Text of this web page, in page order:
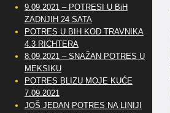
9.09.2021 – POTRESI U BiH
ZADNJIH 24 SATA
POTRES U BIH KOD TRAVNIKA
4.3 RICHTERA
8.09.2021 – SNAŽAN POTRES U
MEKSIKU
POTRES BLIZU MOJE KUĆE
7.09.2021
JOŠ JEDAN POTRES NA LINIJI